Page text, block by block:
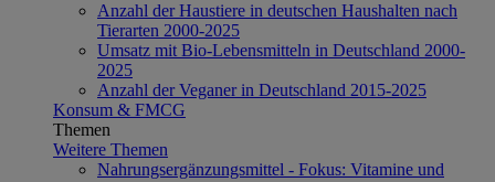
Anzahl der Haustiere in deutschen Haushalten nach
Tierarten 2000-2025
Umsatz mit Bio-Lebensmitteln in Deutschland 2000-
2025
Anzahl der Veganer in Deutschland 2015-2025
Konsum & FMCG
Themen
Weitere Themen
Nahrungsergänzungsmittel - Fokus: Vitamine und